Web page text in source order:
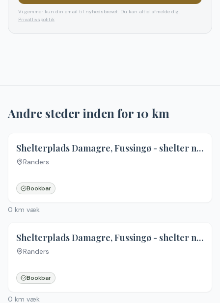
Vi gemmer kun din email til nyhedsbrevet. Du kan altid afmelde dig.
Privatlivspolitik
Andre steder inden for10 km
Shelterplads Damagre, Fussingø - shelter nr. 1 (bookbar)
Randers
Bookbar
0 km væk
Shelterplads Damagre, Fussingø - shelter nr. 3 (bookbar)
Randers
Bookbar
0 km væk